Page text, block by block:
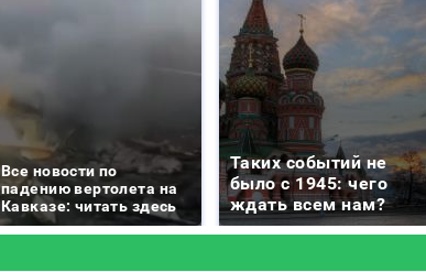
Все новости по
падению вертолета на
Кавказе: читать здесь
Таких событий не
было с 1945: чего
ждать всем нам?